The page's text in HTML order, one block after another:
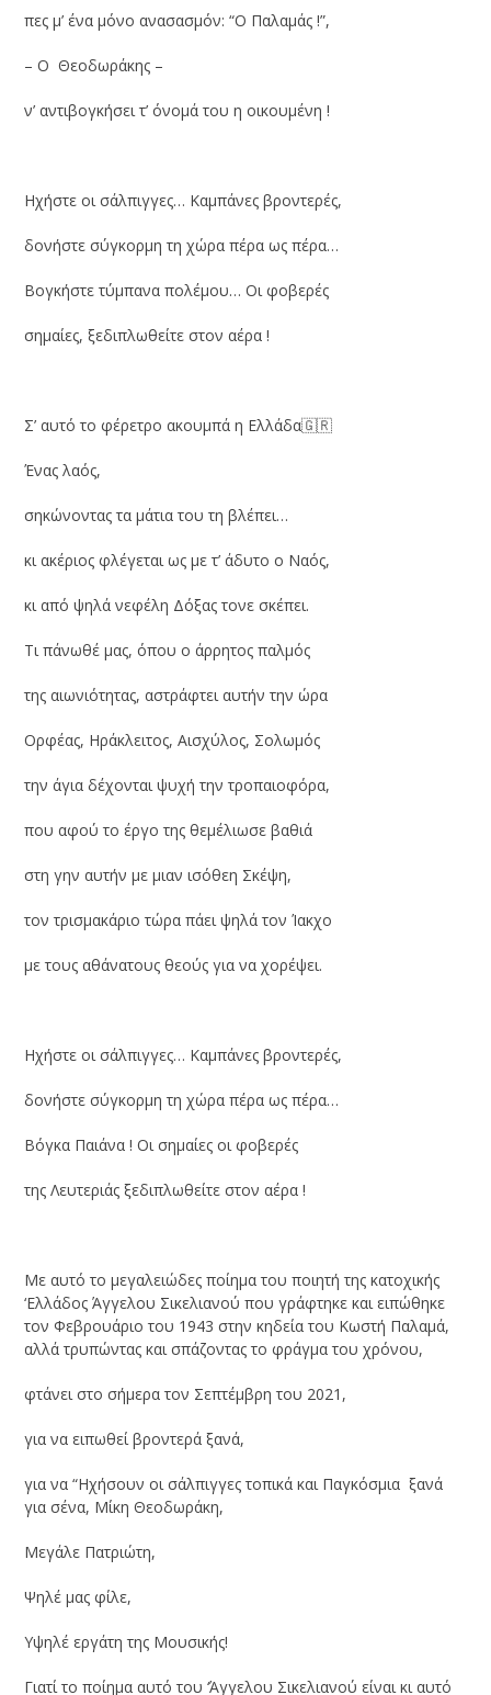
πες μ’ ένα μόνο ανασασμόν: “Ο Παλαμάς !”,
– Ο Θεοδωράκης –
ν’ αντιβογκήσει τ’ όνομά του η οικουμένη !
Ηχήστε οι σάλπιγγες… Καμπάνες βροντερές,
δονήστε σύγκορμη τη χώρα πέρα ως πέρα…
Βογκήστε τύμπανα πολέμου… Οι φοβερές
σημαίες, ξεδιπλωθείτε στον αέρα !
Σ’ αυτό το φέρετρο ακουμπά η Ελλάδα🇬🇷
Ένας λαός,
σηκώνοντας τα μάτια του τη βλέπει…
κι ακέριος φλέγεται ως με τ’ άδυτο ο Ναός,
κι από ψηλά νεφέλη Δόξας τονε σκέπει.
Τι πάνωθέ μας, όπου ο άρρητος παλμός
της αιωνιότητας, αστράφτει αυτήν την ώρα
Ορφέας, Ηράκλειτος, Αισχύλος, Σολωμός
την άγια δέχονται ψυχή την τροπαιοφόρα,
που αφού το έργο της θεμέλιωσε βαθιά
στη γην αυτήν με μιαν ισόθεη Σκέψη,
τον τρισμακάριο τώρα πάει ψηλά τον Ίακχο
με τους αθάνατους θεούς για να χορέψει.
Ηχήστε οι σάλπιγγες… Καμπάνες βροντερές,
δονήστε σύγκορμη τη χώρα πέρα ως πέρα…
Βόγκα Παιάνα ! Οι σημαίες οι φοβερές
της Λευτεριάς ξεδιπλωθείτε στον αέρα !
Με αυτό το μεγαλειώδες ποίημα του ποιητή της κατοχικής
‘Ελλάδος Άγγελου Σικελιανού που γράφτηκε και ειπώθηκε
τον Φεβρουάριο του 1943 στην κηδεία του Κωστή Παλαμά,
αλλά τρυπώντας και σπάζοντας το φράγμα του χρόνου,
φτάνει στο σήμερα τον Σεπτέμβρη του 2021,
για να ειπωθεί βροντερά ξανά,
για να “Ηχήσουν οι σάλπιγγες τοπικά και Παγκόσμια ξανά
για σένα, Μίκη Θεοδωράκη,
Μεγάλε Πατριώτη,
Ψηλέ μας φίλε,
Υψηλέ εργάτη της Μουσικής!
Γιατί το ποίημα αυτό του ‘Άγγελου Σικελιανού είναι κι αυτό